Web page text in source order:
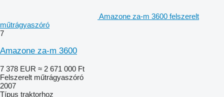
Amazone za-m 3600 felszerelt
műtrágyaszóró
7
Amazone za-m 3600
7 378 EUR ≈ 2 671 000 Ft
Felszerelt műtrágyaszóró
2007
Típus traktorhoz